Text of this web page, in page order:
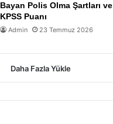
Bayan Polis Olma Şartları ve
KPSS Puanı
Admin 23 Temmuz 2026
Daha Fazla Yükle